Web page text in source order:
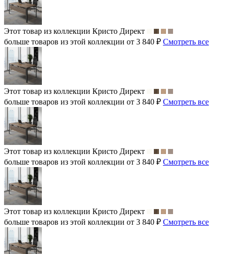
Этот товар из коллекции Кристо Директ
больше товаров из этой коллекции от 3 840 ₽ Смотреть все
Этот товар из коллекции Кристо Директ
больше товаров из этой коллекции от 3 840 ₽ Смотреть все
Этот товар из коллекции Кристо Директ
больше товаров из этой коллекции от 3 840 ₽ Смотреть все
Этот товар из коллекции Кристо Директ
больше товаров из этой коллекции от 3 840 ₽ Смотреть все